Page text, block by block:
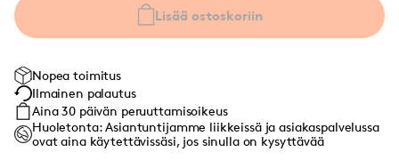
Lisää ostoskoriin
Nopea toimitus
Ilmainen palautus
Aina 30 päivän peruuttamisoikeus
Huoletonta: Asiantuntijamme liikkeissä ja asiakaspalvelussa
ovat aina käytettävissäsi, jos sinulla on kysyttävää